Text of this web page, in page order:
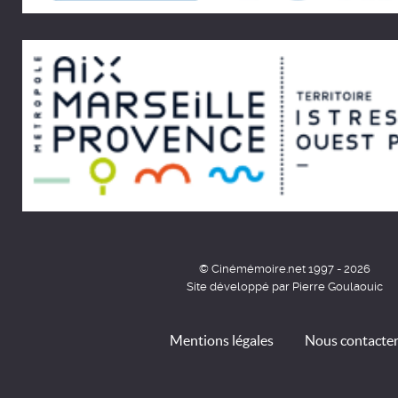
© Cinémémoire.net 1997 - 2026
Site développé par Pierre Goulaouic
Mentions légales Nous contacter